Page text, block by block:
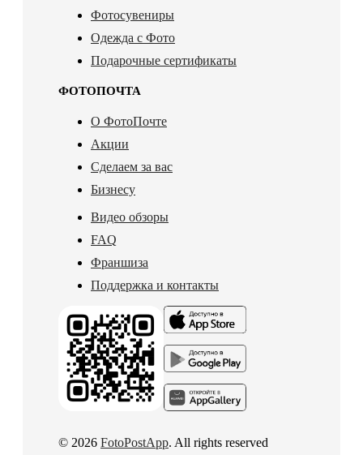
Фотосувениры
Одежда с Фото
Подарочные сертификаты
ФОТОПОЧТА
О ФотоПочте
Акции
Сделаем за вас
Бизнесу
Видео обзоры
FAQ
Франшиза
Поддержка и контакты
© 2026 FotoPostApp. All rights reserved